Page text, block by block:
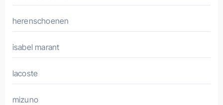
herenschoenen
isabel marant
lacoste
mizuno